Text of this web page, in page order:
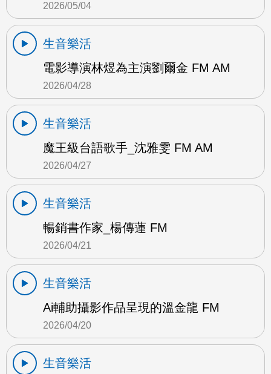
2026/05/04
生音樂活
電影導演林煜為主演劉爾金 FM AM
2026/04/28
生音樂活
魔王級台語歌手_沈雅雯 FM AM
2026/04/27
生音樂活
暢銷書作家_楊傳蓮 FM
2026/04/21
生音樂活
Ai輔助攝影作品呈現的溫金龍 FM
2026/04/20
生音樂活